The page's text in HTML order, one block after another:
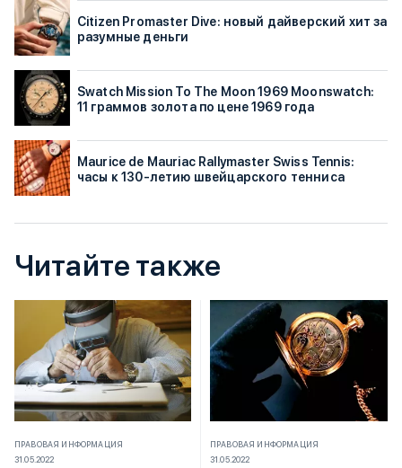
Citizen Promaster Dive: новый дайверский хит за
разумные деньги
Swatch Mission To The Moon 1969 Moonswatch:
11 граммов золота по цене 1969 года
Maurice de Mauriac Rallymaster Swiss Tennis:
часы к 130-летию швейцарского тенниса
Читайте также
ПРАВОВАЯ ИНФОРМАЦИЯ
31.05.2022
ПРАВОВАЯ ИНФОРМАЦИЯ
31.05.2022